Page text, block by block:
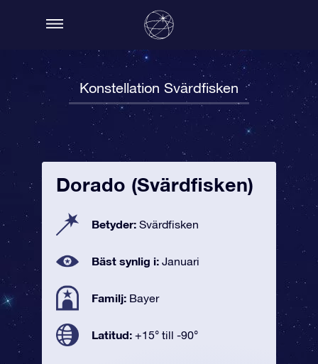
Konstellation Svärdfisken
Dorado (Svärdfisken)
Betyder: Svärdfisken
Bäst synlig i: Januari
Familj: Bayer
Latitud: +15° till -90°